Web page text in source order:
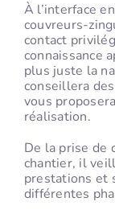
À l’interface
couvreurs-
contact
connaissance
plus juste la
conseillera
vous
réalisation.
De la prise de
chantier, il
prestations et
différentes